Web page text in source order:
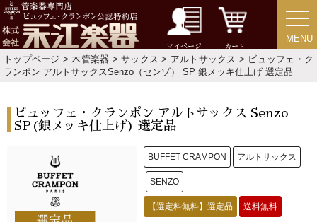
マイページ カート
MENU
MENU
トップページ >木管楽器 >サックス > アルトサックス > ビュッフェ・ク
ランポン アルトサックスSenzo（センゾ） SP 銀メッキ仕上げ 選定品
ビュッフェ・クランポン アルトサックス Senzo
SP(銀メッキ仕上げ) 選定品
BUFFET CRAMPON アルトサックス
SENZO
【選定料無料】選定品 送料無料